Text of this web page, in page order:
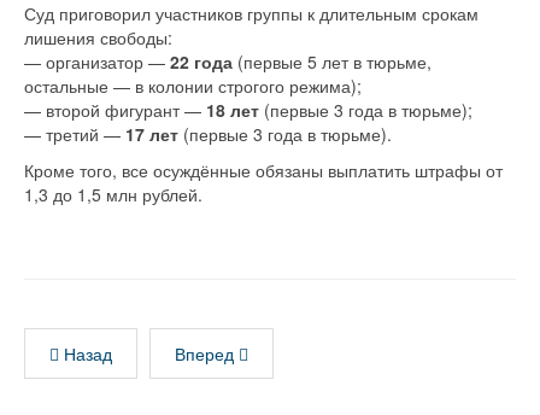
Суд приговорил участников группы к длительным срокам
лишения свободы:
— организатор — 22 года (первые 5 лет в тюрьме,
остальные — в колонии строгого режима);
— второй фигурант — 18 лет (первые 3 года в тюрьме);
— третий — 17 лет (первые 3 года в тюрьме).
Кроме того, все осуждённые обязаны выплатить штрафы от
1,3 до 1,5 млн рублей.
Назад Вперед